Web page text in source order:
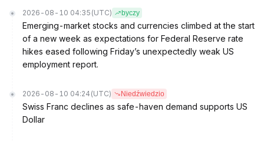
2026-08-10 04:35 (UTC) byczy
Emerging-market stocks and currencies climbed at the start
of a new week as expectations for Federal Reserve rate
hikes eased following Friday’s unexpectedly weak US
employment report.
2026-08-10 04:24 (UTC) Niedźwiedzio
Swiss Franc declines as safe-haven demand supports US
Dollar